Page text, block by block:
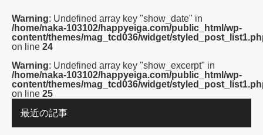
Warning: Undefined array key "show_date" in
/home/naka-103102/happyeiga.com/public_html/wp-
content/themes/mag_tcd036/widget/
on line 24
Warning: Undefined array key "show_excerpt" in
/home/naka-103102/happyeiga.com/public_html/wp-
content/themes/mag_tcd036/widget/
on line 25
最近の記事